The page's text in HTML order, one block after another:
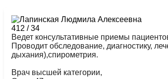
412 /34
Ведет консультативные приемы
Проводит обследование, диагностику,
дыхания),спирометрия.
Врач высшей категории,